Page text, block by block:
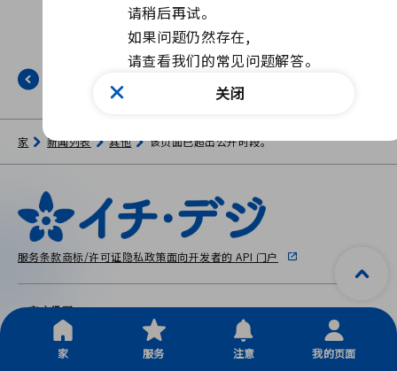
家 新闻列表 其他 该页面已超出公开时段。
服务条款商标/许可证隐私政策面向开发者的 API 门户
一宫市役所
〒491-8501 爱知县一宫市本町 2-5-6
Copyright © City Ichinomiya, All Rights Reserved.
家 服务 注意 我的页面
请稍后再试。
如果问题仍然存在,
请查看我们的常见问题解答。
关闭